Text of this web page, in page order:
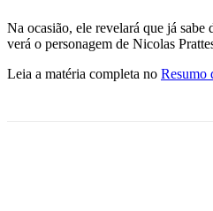
Na ocasião, ele revelará que já
verá o personagem de Nicolas
Leia a matéria completa no Resumo